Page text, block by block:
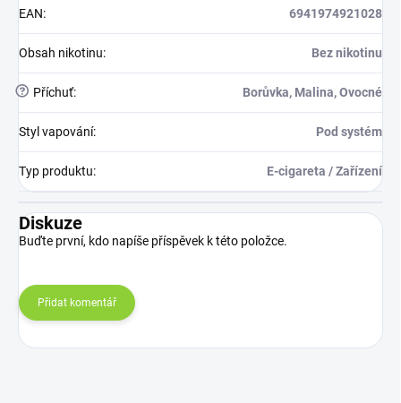
EAN: 6941974921028
Obsah nikotinu: Bez nikotinu
? Příchuť: Borůvka, Malina, Ovocné
Styl vapování: Pod systém
Typ produktu: E-cigareta / Zařízení
Diskuze
Buďte první, kdo napíše příspěvek k této položce.
Přidat komentář